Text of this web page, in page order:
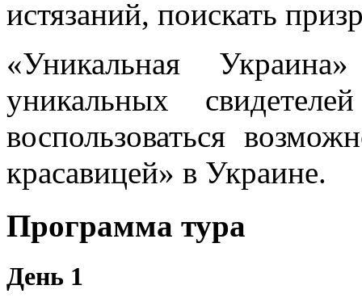
истязаний, поискать
«Уникальная
уникальных
воспользоваться
красавицей» в Украине.
Программа тура
День 1